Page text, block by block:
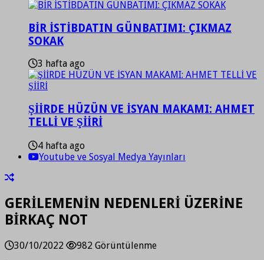
BİR İSTİBDATIN GÜNBATIMI: ÇIKMAZ
SOKAK
3 hafta ago
ŞİİRDE HÜZÜN VE İSYAN MAKAMI: AHMET
TELLİ VE ŞİİRİ
4 hafta ago
Youtube ve Sosyal Medya Yayınları
GERİLEMENİN NEDENLERİ ÜZERİNE
BİRKAÇ NOT
30/10/2022 982 Görüntülenme